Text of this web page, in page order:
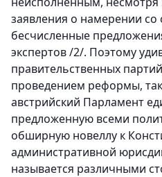
заявления о намерении со
бесчисленные
экспертов /2/. Поэтому
правительственных
проведением реформы,
австрийский Парламент
предложенную всеми
обширную новеллу к
административной
называется различными